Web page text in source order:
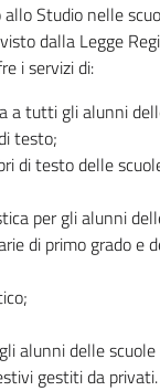
Studio nelle
dalla Legge
i servizi di:
a tutti gli alunni
testo;
di testo delle
per gli alunni
di primo grado e
alunni delle
gestiti da privati.